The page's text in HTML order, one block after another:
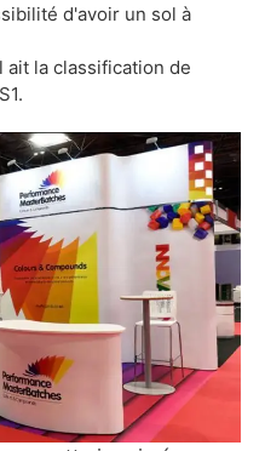
d'avoir un sol à
la classification de